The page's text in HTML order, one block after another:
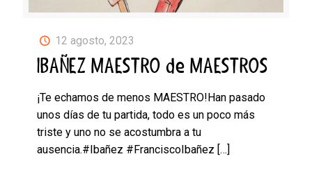
12 agosto, 2023
IBAÑEZ MAESTRO de MAESTROS
¡Te echamos de menos MAESTRO!Han pasado
unos días de tu partida, todo es un poco más
triste y uno no se acostumbra a tu
ausencia.#Ibañez #FranciscoIbañez […]